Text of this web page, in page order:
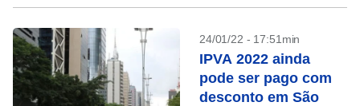
24/01/22 - 17:51min
IPVA 2022 ainda
pode ser pago com
desconto em São